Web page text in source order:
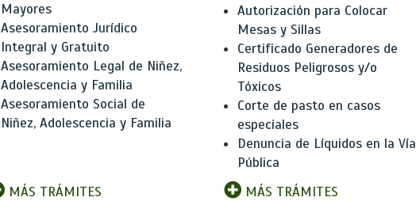
Mayores
Asesoramiento Jurídico
Integral y Gratuito
Asesoramiento Legal de Niñez,
Adolescencia y Familia
Asesoramiento Social de
Niñez, Adolescencia y Familia
MÁS TRÁMITES
Autorización para Colocar
Mesas y Sillas
Certificado Generadores de
Residuos Peligrosos y/o
Tóxicos
Corte de pasto en casos
especiales
Denuncia de Líquidos en la Vía
Pública
MÁS TRÁMITES